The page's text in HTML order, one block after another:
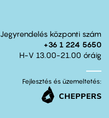
Jegyrendelés központi szám
+36 1 224 5650
H-V 13.00-21.00 óráig
Fejlesztés és üzemeltetés: